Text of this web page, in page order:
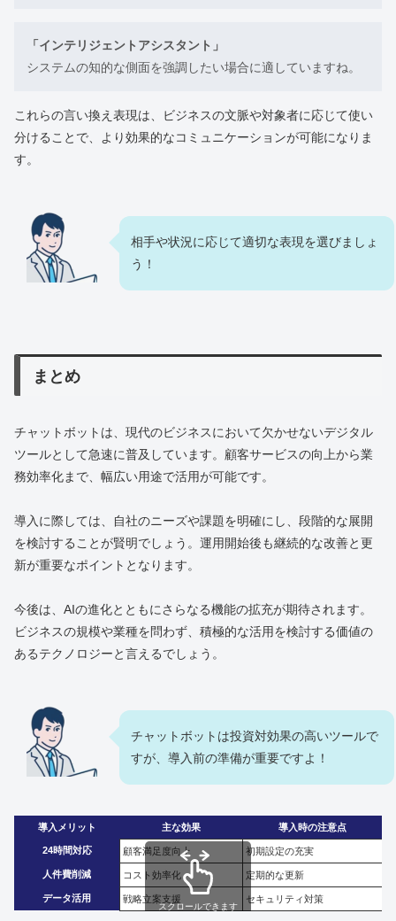
「インテリジェントアシスタント」
システムの知的な側面を強調したい場合に適していますね。
これらの言い換え表現は、ビジネスの文脈や対象者に応じて使い
分けることで、より効果的なコミュニケーションが可能になりま
す。
相手や状況に応じて適切な表現を選びましょ
う！
まとめ
チャットボットは、現代のビジネスにおいて欠かせないデジタル
ツールとして急速に普及しています。顧客サービスの向上から業
務効率化まで、幅広い用途で活用が可能です。
導入に際しては、自社のニーズや課題を明確にし、段階的な展開
を検討することが賢明でしょう。運用開始後も継続的な改善と更
新が重要なポイントとなります。
今後は、AIの進化とともにさらなる機能の拡充が期待されます。
ビジネスの規模や業種を問わず、積極的な活用を検討する価値の
あるテクノロジーと言えるでしょう。
チャットボットは投資対効果の高いツールで
すが、導入前の準備が重要ですよ！
導入メリット 主な効果 導入時の注意点
24時間対応 顧客満足度向上 初期設定の充実
人件費削減 コスト効率化 定期的な更新
データ活用 戦略立案支援 セキュリティ対策
スクロールできます